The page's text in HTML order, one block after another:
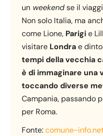
un weekendse il
Non solo Italia, ma
come Lione, Parigie
visitare Londrae
tempi della vecchia
è di immaginare una
toccando diverse
Campania, passando
per Roma.
Fonte:comune-